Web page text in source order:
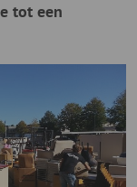
tot een